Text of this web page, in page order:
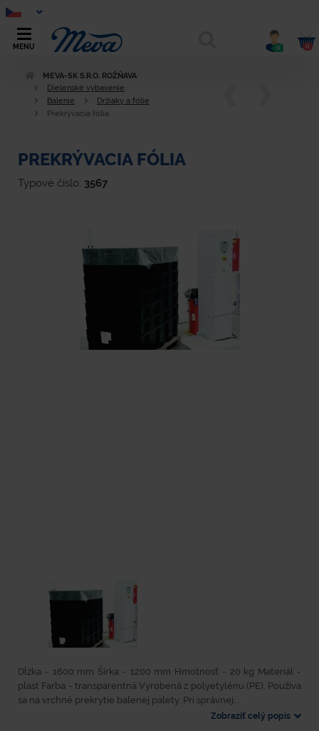
MENU 0 0
MEVA-SK S.R.O. ROŽŇAVA
Dielenské vybavenie
Balenie
Držiaky a fólie
Prekrývacia fólia
PREKRÝVACIA FÓLIA
Typové číslo: 3567
Dĺžka - 1600 mm Šírka - 1200 mm Hmotnosť - 20 kg Materiál -
plast Farba - transparentná Vyrobená z polyetylénu (PE). Používa
sa na vrchné prekrytie balenej palety. Pri správnej...
Zobraziť celý popis